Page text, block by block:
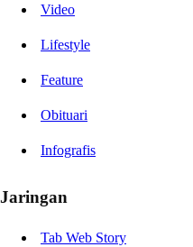
Video
Lifestyle
Feature
Obituari
Infografis
Jaringan
Tab Web Story